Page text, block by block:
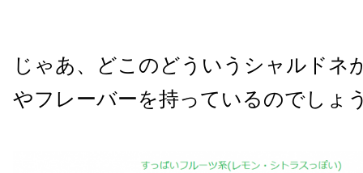
じゃあ、どこのどういうシャルドネ
やフレーバーを持っているのでしょ